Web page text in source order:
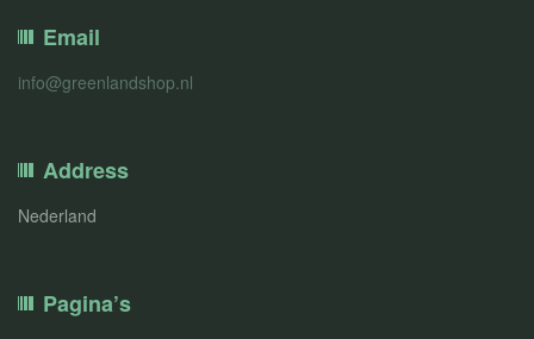
Email
info@greenlandshop.nl
Address
Nederland
Pagina’s